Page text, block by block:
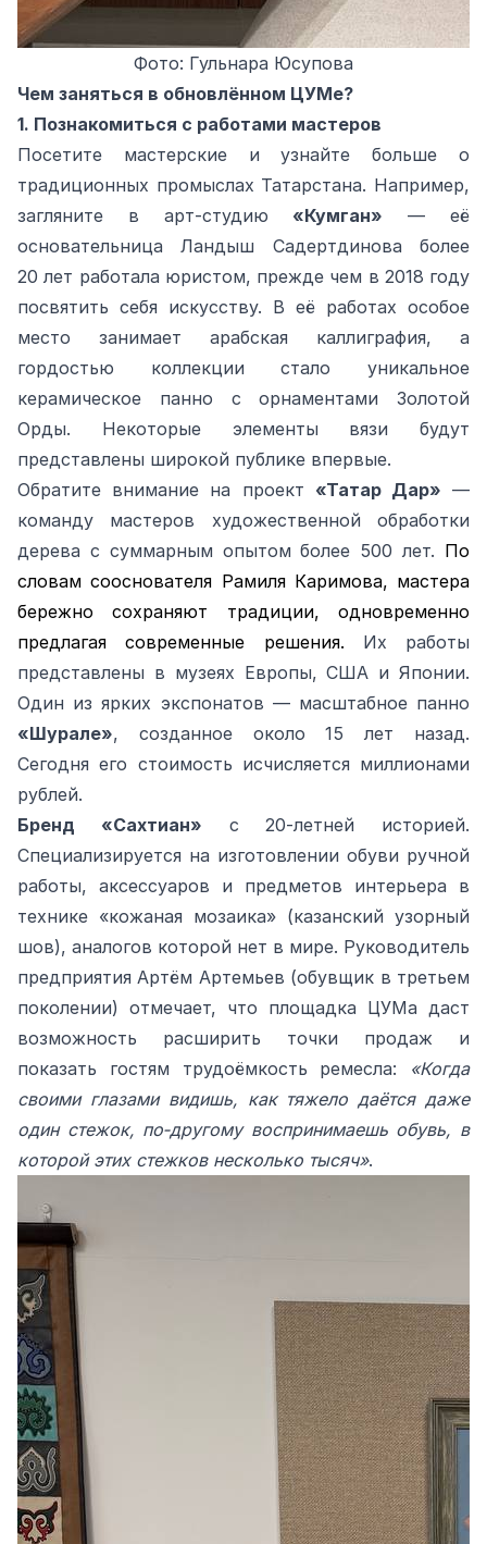
Фото: Гульнара Юсупова
Чем заняться в обновлённом ЦУМе?
1. Познакомиться с работами мастеров
Посетите мастерские и узнайте больше о
традиционных промыслах Татарстана. Например,
загляните в арт‑студию «Кумган» — её
основательница Ландыш Садертдинова более
20 лет работала юристом, прежде чем в 2018 году
посвятить себя искусству. В её работах особое
место занимает арабская каллиграфия, а
гордостью коллекции стало уникальное
керамическое панно с орнаментами Золотой
Орды. Некоторые элементы вязи будут
представлены широкой публике впервые.
Обратите внимание на проект «Татар Дар» —
команду мастеров художественной обработки
дерева с суммарным опытом более 500 лет. По
словам сооснователя Рамиля Каримова, мастера
бережно сохраняют традиции, одновременно
предлагая современные решения. Их работы
представлены в музеях Европы, США и Японии.
Один из ярких экспонатов — масштабное панно
«Шурале», созданное около 15 лет назад.
Сегодня его стоимость исчисляется миллионами
рублей.
Бренд «Сахтиан» с 20‑летней историей.
Специализируется на изготовлении обуви ручной
работы, аксессуаров и предметов интерьера в
технике «кожаная мозаика» (казанский узорный
шов), аналогов которой нет в мире. Руководитель
предприятия Артём Артемьев (обувщик в третьем
поколении) отмечает, что площадка ЦУМа даст
возможность расширить точки продаж и
показать гостям трудоёмкость ремесла: «Когда
своими глазами видишь, как тяжело даётся даже
один стежок, по‑другому воспринимаешь обувь, в
которой этих стежков несколько тысяч».